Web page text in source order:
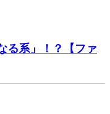
る系」！？【ファ